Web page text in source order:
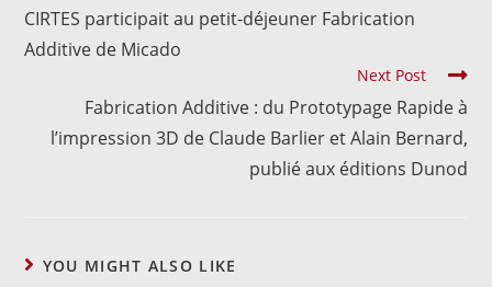
CIRTES participait au petit-déjeuner Fabrication
Additive de Micado
Next Post
Fabrication Additive : du Prototypage Rapide à
l’impression 3D de Claude Barlier et Alain Bernard,
publié aux éditions Dunod
YOU MIGHT ALSO LIKE